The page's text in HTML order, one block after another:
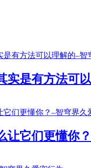
实是有方法可
让它们更懂你？